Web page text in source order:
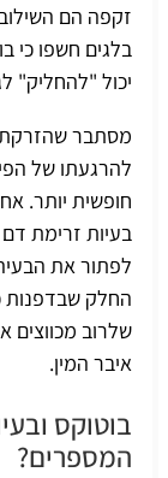
זקפה הם
בלגים חשפו כי
יכול "להחליק"
מסתבר שהזרקת
להרגעתו של
חופשית יותר.
בעיות זרימת דם
לפתור את
החלק שבדפנות
שלרוב מכווצים
איבר המין.
בוטוקס
המספרים?